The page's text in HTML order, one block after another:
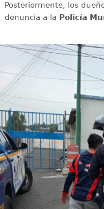
Posteriormente, los
denuncia a la Policía